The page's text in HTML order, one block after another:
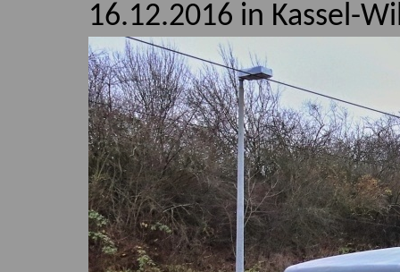
16.12.2016 in Kassel-